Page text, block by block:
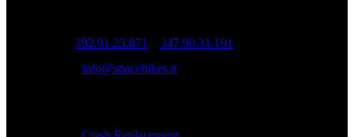
392.91.23.871
347.90.31.191
info@spacebikes.it